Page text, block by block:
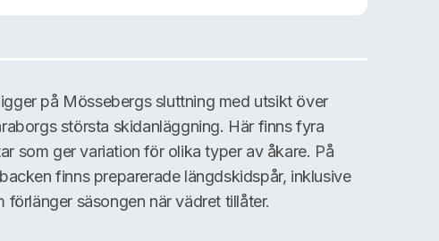
på Mössebergs sluttning med utsikt över
största skidanläggning. Här finns fyra
som ger variation för olika typer av åkare. På
finns preparerade längdskidspår, inklusive
förlänger säsongen när vädret tillåter.